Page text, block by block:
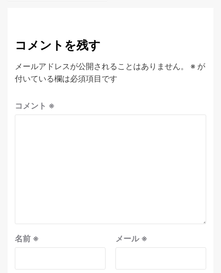
コメントを残す
メールアドレスが公開されることはありません。 ※ が
付いている欄は必須項目です
コメント ※
名前 ※ メール※